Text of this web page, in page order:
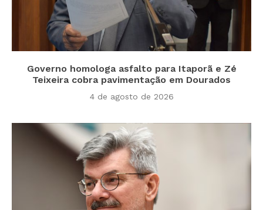
Governo homologa asfalto para Itaporã e Zé
Teixeira cobra pavimentação em Dourados
4 de agosto de 2026